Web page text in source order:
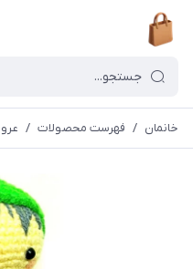
خانمان / فهرست محصولات /